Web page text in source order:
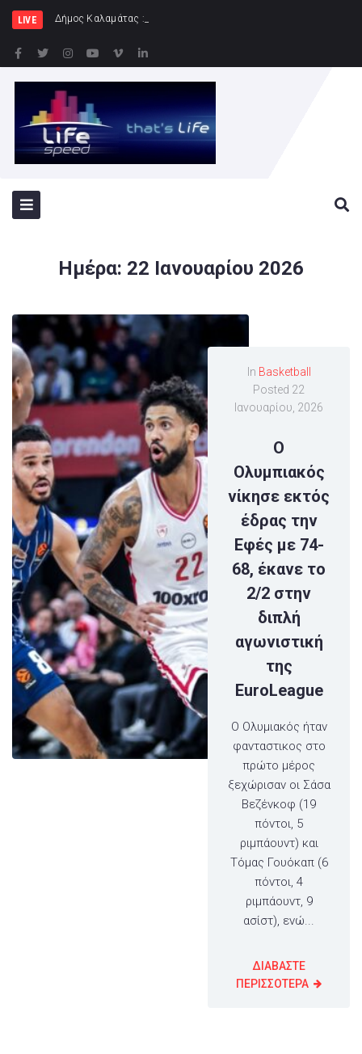
LIVE Δήμος Καλαμάτας : Ολοκληρώνεται η ανάπλασ
Ημέρα: 22 Ιανουαρίου 2026
In Basketball
Posted 22
Ιανουαρίου, 2026
Ο
Ολυμπιακός
νίκησε εκτός
έδρας την
Εφές με 74-
68, έκανε το
2/2 στην
διπλή
αγωνιστική
της
EuroLeague
Ο Ολυμιακός ήταν
φανταστικος στο
πρώτο μέρος
ξεχώρισαν οι Σάσα
Βεζένκοφ (19
πόντοι, 5
ριμπάουντ) και
Τόμας Γουόκαπ (6
πόντοι, 4
ριμπάουντ, 9
ασίστ), ενώ...
ΔΙΑΒΑΣΤΕ
ΠΕΡΙΣΣΟΤΕΡΑ